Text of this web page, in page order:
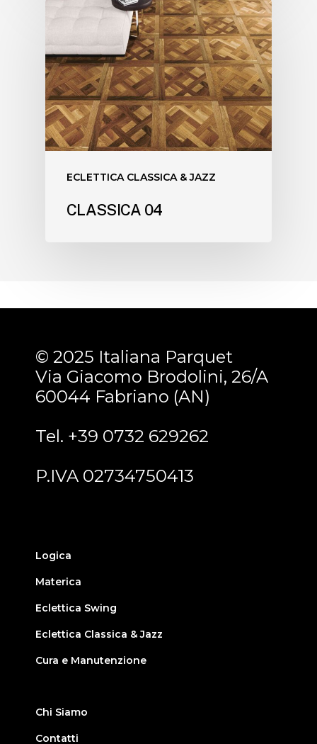
ECLETTICA CLASSICA & JAZZ
CLASSICA 04
© 2025 Italiana Parquet
Via Giacomo Brodolini, 26/A
60044 Fabriano (AN)
Tel. +39 0732 629262
P.IVA 02734750413
Logica
Materica
Eclettica Swing
Eclettica Classica & Jazz
Cura e Manutenzione
Chi Siamo
Contatti